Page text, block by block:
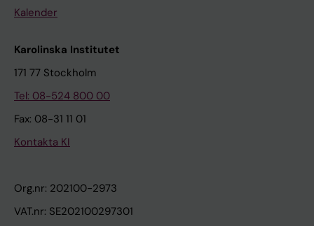
Kalender
Karolinska Institutet
171 77 Stockholm
Tel: 08-524 800 00
Fax: 08-31 11 01
Kontakta KI
Org.nr: 202100-2973
VAT.nr: SE202100297301